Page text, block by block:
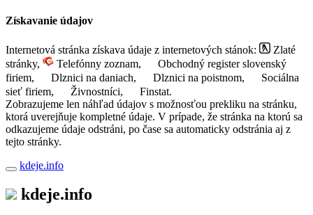
Získavanie údajov
Internetová stránka získava údaje z internetových stánok:
Zlaté
stránky,
Telefónny zoznam,
Obchodný register slovenský
firiem,
Dlznici na daniach, Dlznici na poistnom,
Sociálna
sieť firiem,
Živnostníci,
Finstat.
Zobrazujeme len náhľad údajov s možnosťou prekliku na stránku,
ktorá uverejňuje kompletné údaje. V prípade, že stránka na ktorú sa
odkazujeme údaje odstráni, po čase sa automaticky odstránia aj z
tejto stránky.
kdeje.info
kdeje.info